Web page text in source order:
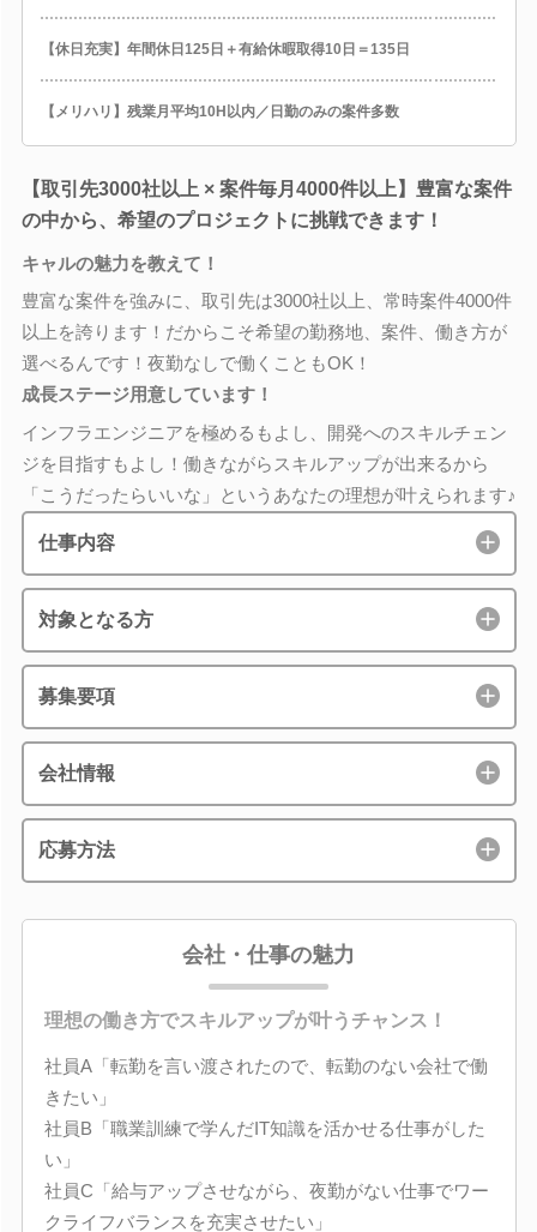
【休日充実】年間休日125日＋有給休暇取得10日＝135日
【メリハリ】残業月平均10H以内／日勤のみの案件多数
【取引先3000社以上 × 案件毎月4000件以上】豊富な案件
の中から、希望のプロジェクトに挑戦できます！
キャルの魅力を教えて！
豊富な案件を強みに、取引先は3000社以上、常時案件4000件
以上を誇ります！だからこそ希望の勤務地、案件、働き方が
選べるんです！夜勤なしで働くこともOK！
成長ステージ用意しています！
インフラエンジニアを極めるもよし、開発へのスキルチェン
ジを目指すもよし！働きながらスキルアップが出来るから
「こうだったらいいな」というあなたの理想が叶えられます♪
仕事内容
対象となる方
募集要項
会社情報
応募方法
会社・仕事の魅力
理想の働き方でスキルアップが叶うチャンス！
社員A「転勤を言い渡されたので、転勤のない会社で働
きたい」
社員B「職業訓練で学んだIT知識を活かせる仕事がした
い」
社員C「給与アップさせながら、夜勤がない仕事でワー
クライフバランスを充実させたい」